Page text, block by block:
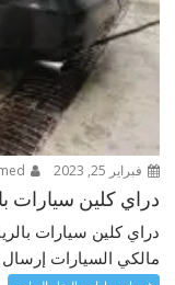
فبراير 25, 2023
دراي كلين سيارات
دراي كلين سيارات
مالكي السيارات